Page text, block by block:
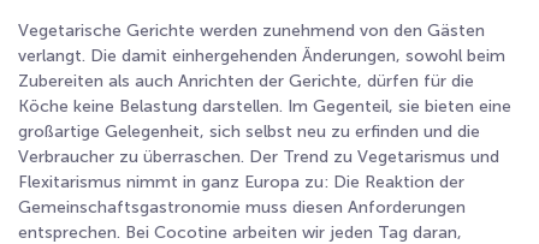
Vegetarische Gerichte werden zunehmend von den Gästen
verlangt. Die damit einhergehenden Änderungen, sowohl beim
Zubereiten als auch Anrichten der Gerichte, dürfen für die
Köche keine Belastung darstellen. Im Gegenteil, sie bieten eine
großartige Gelegenheit, sich selbst neu zu erfinden und die
Verbraucher zu überraschen. Der Trend zu Vegetarismus und
Flexitarismus nimmt in ganz Europa zu: Die Reaktion der
Gemeinschaftsgastronomie muss diesen Anforderungen
entsprechen. Bei Cocotine arbeiten wir jeden Tag daran,